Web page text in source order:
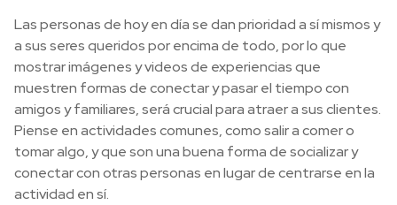
Las personas de hoy en día se dan prioridad a sí mismos y
a sus seres queridos por encima de todo, por lo que
mostrar imágenes y videos de experiencias que
muestren formas de conectar y pasar el tiempo con
amigos y familiares, será crucial para atraer a sus clientes.
Piense en actividades comunes, como salir a comer o
tomar algo, y que son una buena forma de socializar y
conectar con otras personas en lugar de centrarse en la
actividad en sí.